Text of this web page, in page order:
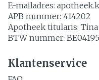
E-mailadres:
APB nummer: 414202
Apotheek titularis:
BTW nummer:
Klantenservice